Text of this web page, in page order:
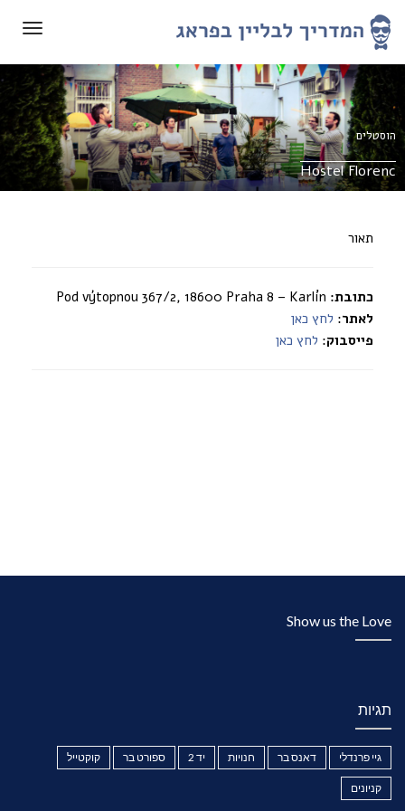
הוסטלים
Hostel Florenc
תאור
כתובת:
לאתר: לחץ כאן
פייסבוק: לחץ כאן
Show us the Love
תגיות
גיי פרנדלי דאנס בר חנויות יד 2 ספורט בר קוקטייל
קניונים